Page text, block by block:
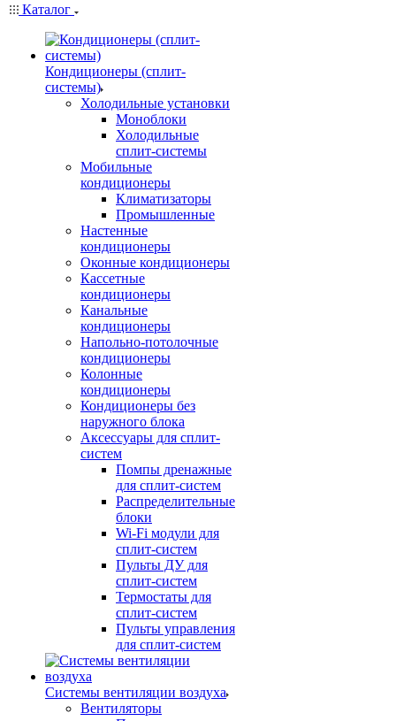
Каталог
Кондиционеры (сплит-
системы)
Холодильные установки
Моноблоки
Холодильные
сплит-системы
Мобильные
кондиционеры
Климатизаторы
Промышленные
Настенные
кондиционеры
Оконные кондиционеры
Кассетные
кондиционеры
Канальные
кондиционеры
Напольно-потолочные
кондиционеры
Колонные
кондиционеры
Кондиционеры без
наружного блока
Аксессуары для сплит-
систем
Помпы дренажные
для сплит-систем
Распределительные
блоки
Wi-Fi модули для
сплит-систем
Пульты ДУ для
сплит-систем
Термостаты для
сплит-систем
Пульты управления
для сплит-систем
Системы вентиляции воздуха
Вентиляторы